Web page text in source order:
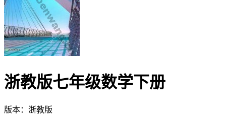
浙教版七年级数学下册
版本： 浙教版